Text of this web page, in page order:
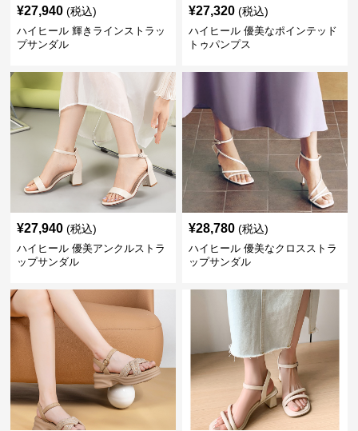
¥27,940 (税込)
ハイヒール 輝きラインストラッ
プサンダル
¥27,320 (税込)
ハイヒール 優美なポインテッド
トゥパンプス
¥27,940 (税込)
ハイヒール 優美アンクルストラ
ップサンダル
¥28,780 (税込)
ハイヒール 優美なクロスストラ
ップサンダル